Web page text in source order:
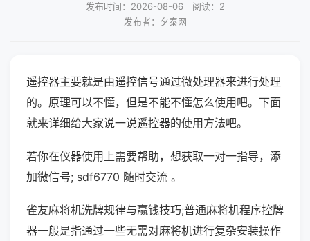
发布时间：2026-08-06｜阅读：2
发布者：夕泰网
遥控器主要就是由遥控信号通过微处理器来进行处理
的。原理可以不懂，但是不能不懂怎么使用吧。下面
就来详细给大家说一说遥控器的使用方法吧。
若你在仪器使用上需要帮助，想获取一对一指导，添
加微信号; sdf6770 随时交流 。
雀友麻将机洗牌规律与赢钱技巧;普通麻将机程序控牌
器一般是指通过一些无需对麻将机进行复杂安装操作